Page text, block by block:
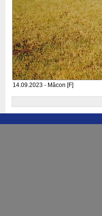
14.09.2023 - Mâcon [F]